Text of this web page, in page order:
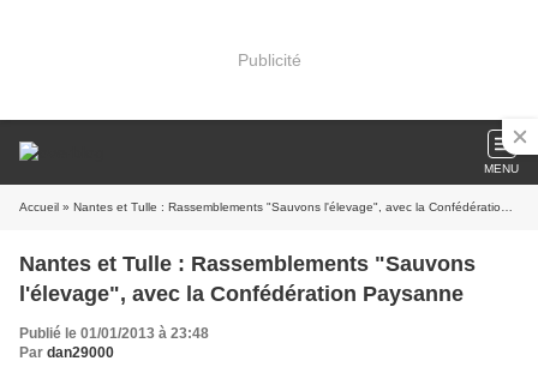
Publicité
MENU
Accueil » Nantes et Tulle : Rassemblements "Sauvons l'élevage", avec la Confédération Paysanne
Nantes et Tulle : Rassemblements "Sauvons
l'élevage", avec la Confédération Paysanne
Publié le 01/01/2013 à 23:48
Par dan29000